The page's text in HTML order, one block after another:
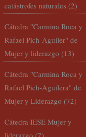
catástrofes naturales (2)
Cátedra "Carmina Roca y
Rafael Pich-Aguiler" de
Mujer y liderazgo (13)
Cátedra "Carmina Roca y
Rafael Pich-Aguilera" de
Mujer y Liderazgo (72)
Cátedra IESE Mujer y
liderazgo (7)